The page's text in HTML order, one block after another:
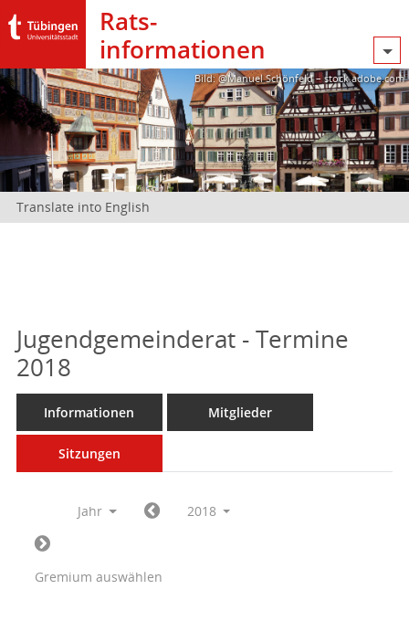
Rats­
informationen
Bild: @Manuel Schönfeld – stock.adobe.com
Translate into English
Jugendgemeinderat - Termine
2018
Informationen Mitglieder
Sitzungen
Jahr 2018
Gremium auswählen